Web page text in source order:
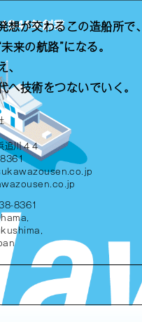
想が交わるこの造船所で、
来の航路”になる。
、
へ技術をつないでいく。
追川４４
8361